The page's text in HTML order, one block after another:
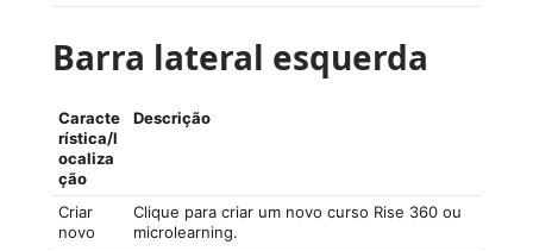
Barra lateral esquerda
Caracte
rística/l
ocaliza
ção
Descrição
Criar
novo
Clique para criar um novo curso Rise 360 ou
microlearning.